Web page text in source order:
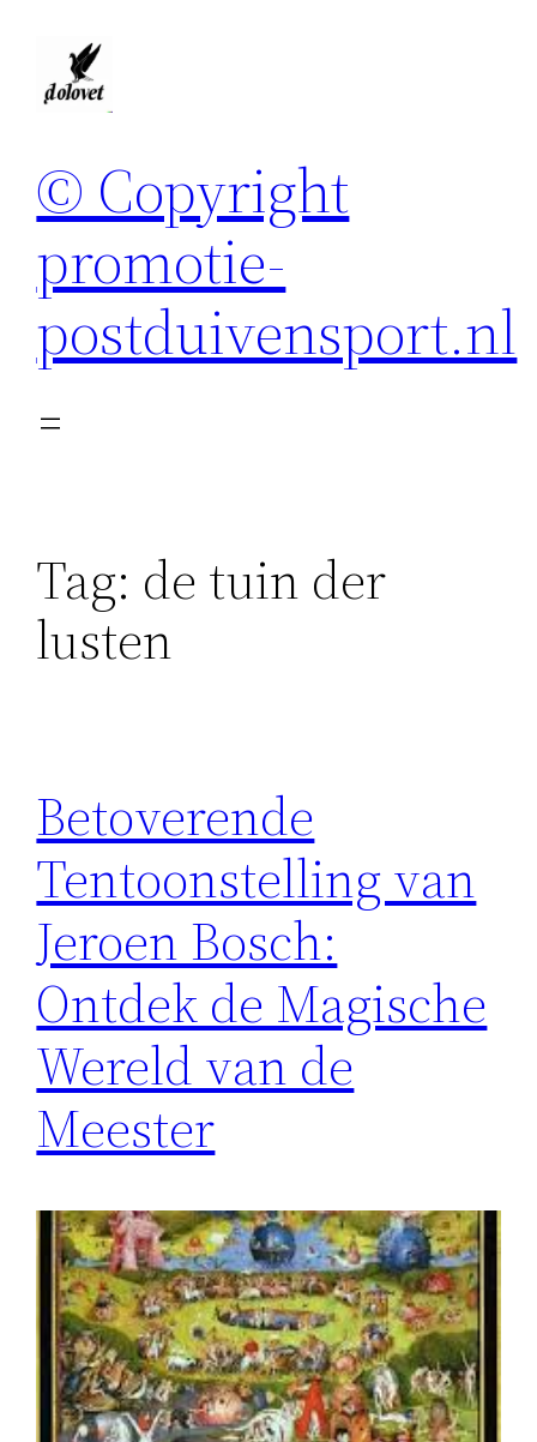
© Copyright
promotie-
postduivensport.nl
Tag: de tuin der
lusten
Betoverende
Tentoonstelling van
Jeroen Bosch:
Ontdek de Magische
Wereld van de
Meester